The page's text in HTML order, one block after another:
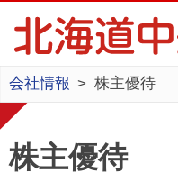
会社情報 株主優待
株主優待